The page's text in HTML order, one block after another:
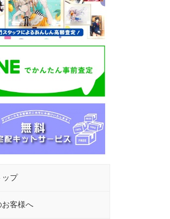
ップ
お客様へ